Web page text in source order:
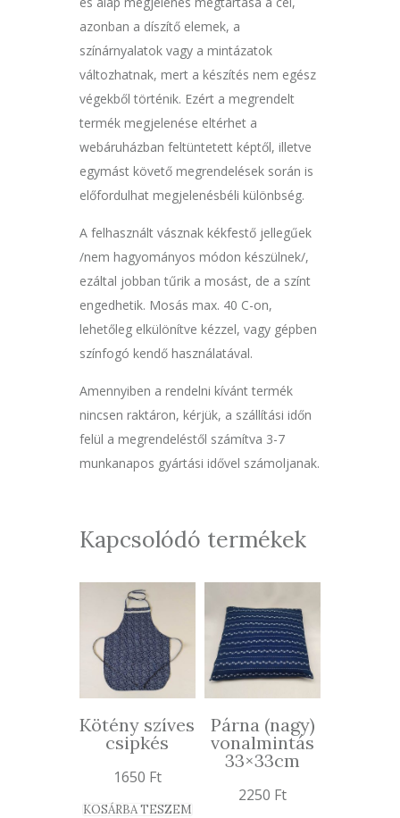
azonban a díszítő elemek, a
színárnyalatok vagy a mintázatok
változhatnak, mert a készítés nem egész
végekből történik. Ezért a megrendelt
termék megjelenése eltérhet a
webáruházban feltüntetett képtől, illetve
egymást követő megrendelések során is
előfordulhat megjelenésbéli különbség.
A felhasznált vásznak kékfestő jellegűek
/nem hagyományos módon készülnek/,
ezáltal jobban tűrik a mosást, de a színt
engedhetik. Mosás max. 40 C-on,
lehetőleg elkülönítve kézzel, vagy gépben
színfogó kendő használatával.
Amennyiben a rendelni kívánt termék
nincsen raktáron, kérjük, a szállítási időn
felül a megrendeléstől számítva 3-7
munkanapos gyártási idővel számoljanak.
Kapcsolódó termékek
Kötény szíves
csipkés
1650 Ft
KOSÁRBA TESZEM
Párna (nagy)
vonalmintás
33×33cm
2250 Ft